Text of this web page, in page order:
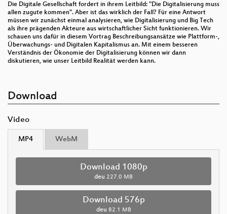
Die Digitale Gesellschaft fordert in ihrem Leitbild: "Die Digitalisierung muss
allen zugute kommen". Aber ist das wirklich der Fall? Für eine Antwort
müssen wir zunächst einmal analysieren, wie Digitalisierung und Big Tech
als ihre prägenden Akteure aus wirtschaftlicher Sicht funktionieren. Wir
schauen uns dafür in diesem Vortrag Beschreibungsansätze wie Plattform-,
Überwachungs- und Digitalen Kapitalismus an. Mit einem besseren
Verständnis der Ökonomie der Digitalisierung können wir dann
diskutieren, wie unser Leitbild Realität werden kann.
Download
Video
MP4 WebM
Download 1080p
deu 227.0 MB
Download 576p
deu 82.1 MB